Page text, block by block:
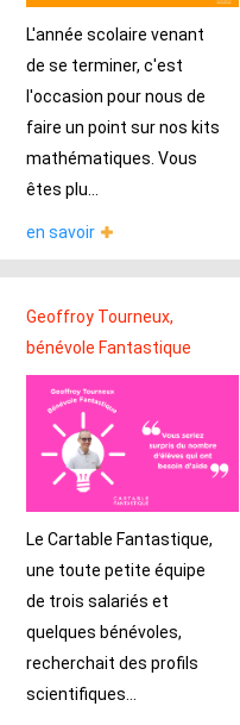
L'année scolaire venant
de se terminer, c'est
l'occasion pour nous de
faire un point sur nos kits
mathématiques. Vous
êtes plu...
en savoir
Geoffroy Tourneux,
bénévole Fantastique
Le Cartable Fantastique,
une toute petite équipe
de trois salariés et
quelques bénévoles,
recherchait des profils
scientifiques...